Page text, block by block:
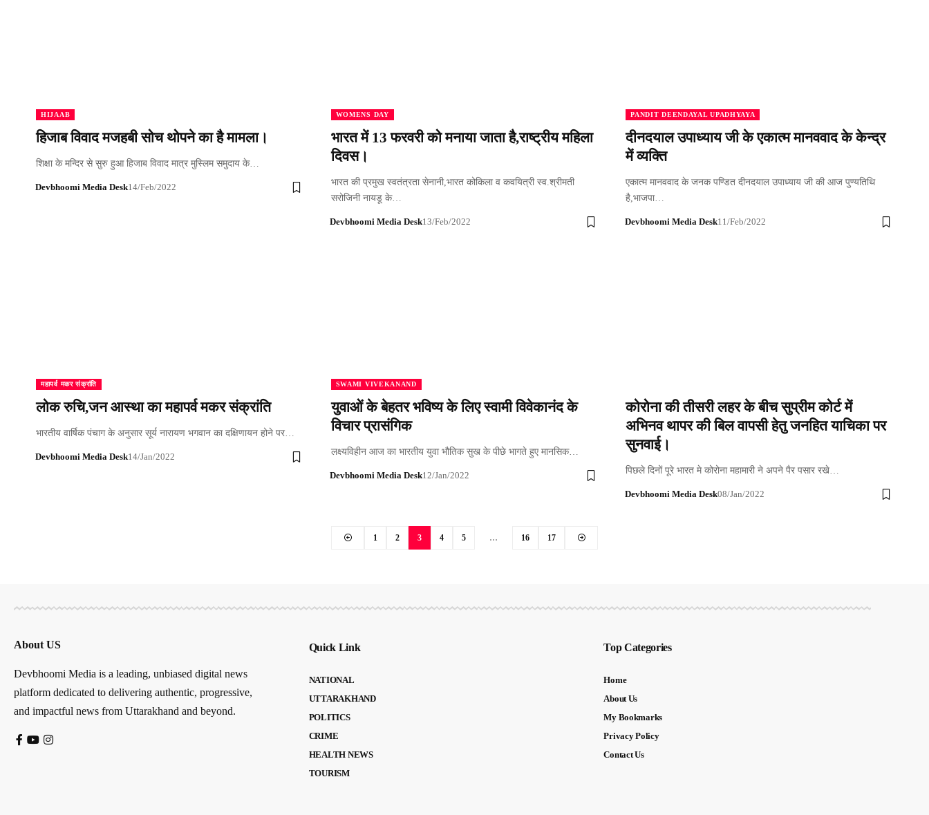
HIJAAB
हिजाब विवाद मजहबी सोच थोपने का है मामला।
शिक्षा के मन्दिर से सुरु हुआ हिजाब विवाद मात्र मुस्लिम समुदाय के…
Devbhoomi Media Desk14/Feb/2022
WOMENS DAY
भारत में 13 फरवरी को मनाया जाता है,राष्ट्रीय महिला
दिवस।
भारत की प्रमुख स्वतंत्रता सेनानी,भारत कोकिला व कवयित्री स्व.श्रीमती
सरोजिनी नायडू के…
Devbhoomi Media Desk13/Feb/2022
PANDIT DEENDAYAL UPADHYAYA
दीनदयाल उपाध्याय जी के एकात्म मानववाद के केन्द्र
में व्यक्ति
एकात्म मानववाद के जनक पण्डित दीनदयाल उपाध्याय जी की आज पुण्यतिथि
है,भाजपा…
Devbhoomi Media Desk11/Feb/2022
महापर्व मकर संक्रांति
लोक रुचि,जन आस्था का महापर्व मकर संक्रांति
भारतीय वार्षिक पंचाग के अनुसार सूर्य नारायण भगवान का दक्षिणायन होने पर…
Devbhoomi Media Desk14/Jan/2022
SWAMI VIVEKANAND
युवाओं के बेहतर भविष्य के लिए स्वामी विवेकानंद के
विचार प्रासंगिक
लक्ष्यविहीन आज का भारतीय युवा भौतिक सुख के पीछे भागते हुए मानसिक…
Devbhoomi Media Desk12/Jan/2022
कोरोना की तीसरी लहर के बीच सुप्रीम कोर्ट में
अभिनव थापर की बिल वापसी हेतु जनहित याचिका पर
सुनवाई।
पिछले दिनों पूरे भारत मे कोरोना महामारी ने अपने पैर पसार रखे…
Devbhoomi Media Desk08/Jan/2022
1 2 3 4 5 … 16 17
About US
Devbhoomi Media is a leading, unbiased digital news
platform dedicated to delivering authentic, progressive,
and impactful news from Uttarakhand and beyond.
Quick Link
NATIONAL
UTTARAKHAND
POLITICS
CRIME
HEALTH NEWS
TOURISM
Top Categories
Home
About Us
My Bookmarks
Privacy Policy
Contact Us